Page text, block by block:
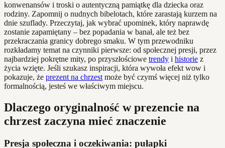
konwenansów i troski o autentyczną pamiątkę dla dziecka oraz
rodziny. Zapomnij o nudnych bibelotach, które zarastają kurzem na
dnie szuflady. Przeczytaj, jak wybrać upominek, który naprawdę
zostanie zapamiętany – bez popadania w banał, ale też bez
przekraczania granicy dobrego smaku. W tym przewodniku
rozkładamy temat na czynniki pierwsze: od społecznej presji, przez
najbardziej pokrętne mity, po przyszłościowe trendy i historie z
życia wzięte. Jeśli szukasz inspiracji, która wywoła efekt wow i
pokazuje, że prezent na chrzest może być czymś więcej niż tylko
formalnością, jesteś we właściwym miejscu.
Dlaczego oryginalność w prezencie na
chrzest zaczyna mieć znaczenie
Presja społeczna i oczekiwania: pułapki